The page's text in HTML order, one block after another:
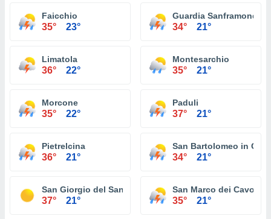
Faicchio
35° 23°
Guardia Sanframondi
34° 21°
Limatola
36° 22°
Montesarchio
35° 21°
Morcone
35° 22°
Paduli
37° 21°
Pietrelcina
36° 21°
San Bartolomeo in
34° 21°
San Giorgio del Sannio
37° 21°
San Marco dei Cavoti
35° 21°